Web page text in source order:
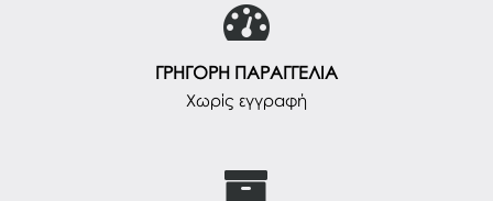
ΓΡΗΓΟΡΗ ΠΑΡΑΓΓΕΛΙΑ
Χωρίς εγγραφή